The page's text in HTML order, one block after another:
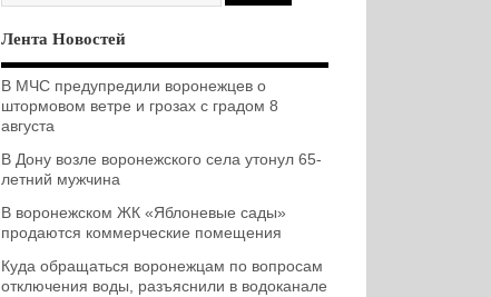
Лента Новостей
В МЧС предупредили воронежцев о
штормовом ветре и грозах с градом 8
августа
В Дону возле воронежского села утонул 65-
летний мужчина
В воронежском ЖК «Яблоневые сады»
продаются коммерческие помещения
Куда обращаться воронежцам по вопросам
отключения воды, разъяснили в водоканале